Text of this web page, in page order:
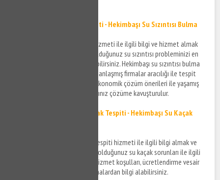
Hekimbaşı Su Sızıntısı Tespiti - Hekimbaşı Su Sızıntısı Bulma
Hekimbaşı su sızıntısı tespiti hizmeti ile ilgili bilgi ve hizmet almak
için bizi arayabilir ve yaşamış olduğunuz su sızıntısı probleminizi en
kısa sürede çözüme kavuşturabilirsiniz. Hekimbaşı su sızıntısı bulma
konusunda kendi alanında uzmanlaşmış firmalar aracılığı ile tespit
işlemleriniz gerçekleştirilir ve ekonomik çözüm önerileri ile yaşamış
olduğunuz su sızıntısı sorunlarınız çözüme kavuşturulur.
Hekimbaşı Noktasal Su Kaçak Tespiti - Hekimbaşı Su Kaçak
Hekimbaşı noktasal su kaçak tespiti hizmeti ile ilgili bilgi almak ve
Hekimbaşı bölgesinde yaşamış olduğunuz su kaçak sorunları ile ilgili
detaylar için bizi arayabilir ve hizmet koşulları, ücretlendirme vesair
gibi detaylar için anlaşmalı firmalardan bilgi alabilirsiniz.